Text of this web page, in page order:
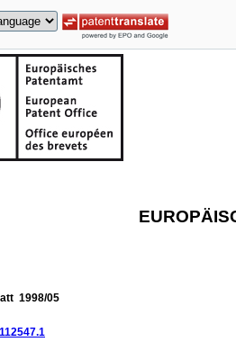
1998/05